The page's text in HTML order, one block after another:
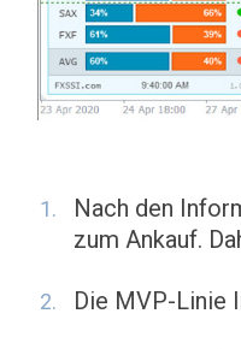
Nach den
zum Ankauf.
Die MVP-Linie